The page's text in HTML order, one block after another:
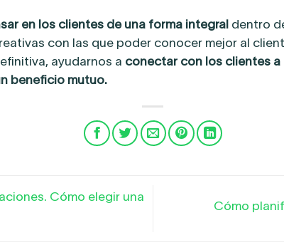
en los clientes de una forma integral dentro
con las que poder conocer mejor al
ayudarnos a conectar con los clientes
beneficio mutuo.
Cómo elegir una
Cómo